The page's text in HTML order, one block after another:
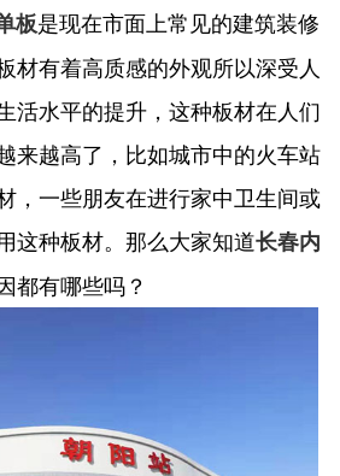
板是现在市面上常见的建筑装修
材有着高质感的外观所以深受人
活水平的提升，这种板材在人们
来越高了，比如城市中的火车站
，一些朋友在进行家中卫生间或
这种板材。那么大家知道长春内
都有哪些吗？